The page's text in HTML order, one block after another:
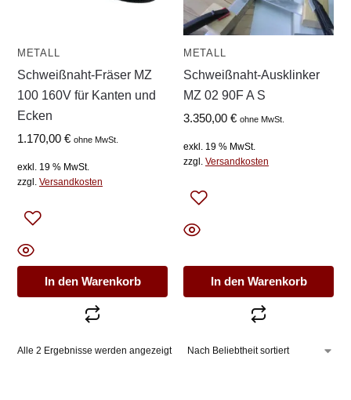
METALL
Schweißnaht-Fräser MZ
100 160V für Kanten und
Ecken
1.170,00 € ohne MwSt.
exkl. 19 % MwSt.
zzgl. Versandkosten
In den Warenkorb
METALL
Schweißnaht-Ausklinker
MZ 02 90F A S
3.350,00 € ohne MwSt.
exkl. 19 % MwSt.
zzgl. Versandkosten
In den Warenkorb
Alle 2 Ergebnisse werden angezeigt